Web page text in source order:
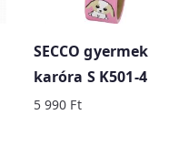
SECCO gyermek
karóra S K501-4
5 990 Ft